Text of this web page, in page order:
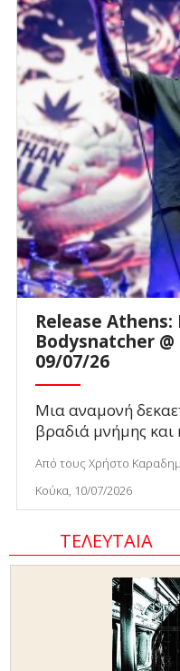
Release
Bodysnatcher
09/07/26
Μια αναμονή
βραδιά μνήμης
Από τους Χρήστο
Κούκα, 10/07/2026
ΤΕΛΕΥΤΑΙΑ